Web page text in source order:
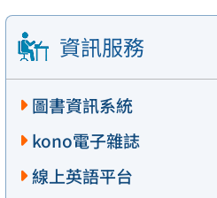
資訊服務
圖書資訊系統
kono電子雜誌
線上英語平台